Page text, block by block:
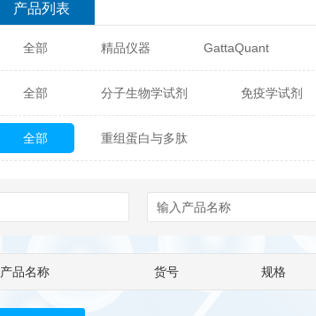
产品列表
全部 精品仪器 GattaQuant
Glycon Biochem Sterlitech 热销产品
Echelon Biosciences
Biotez Berlin Diametra ChemPep
全部 分子生物学试剂 免疫学试剂
化学及生物化学试剂
全部 重组蛋白与多肽
产品名称 货号 规格